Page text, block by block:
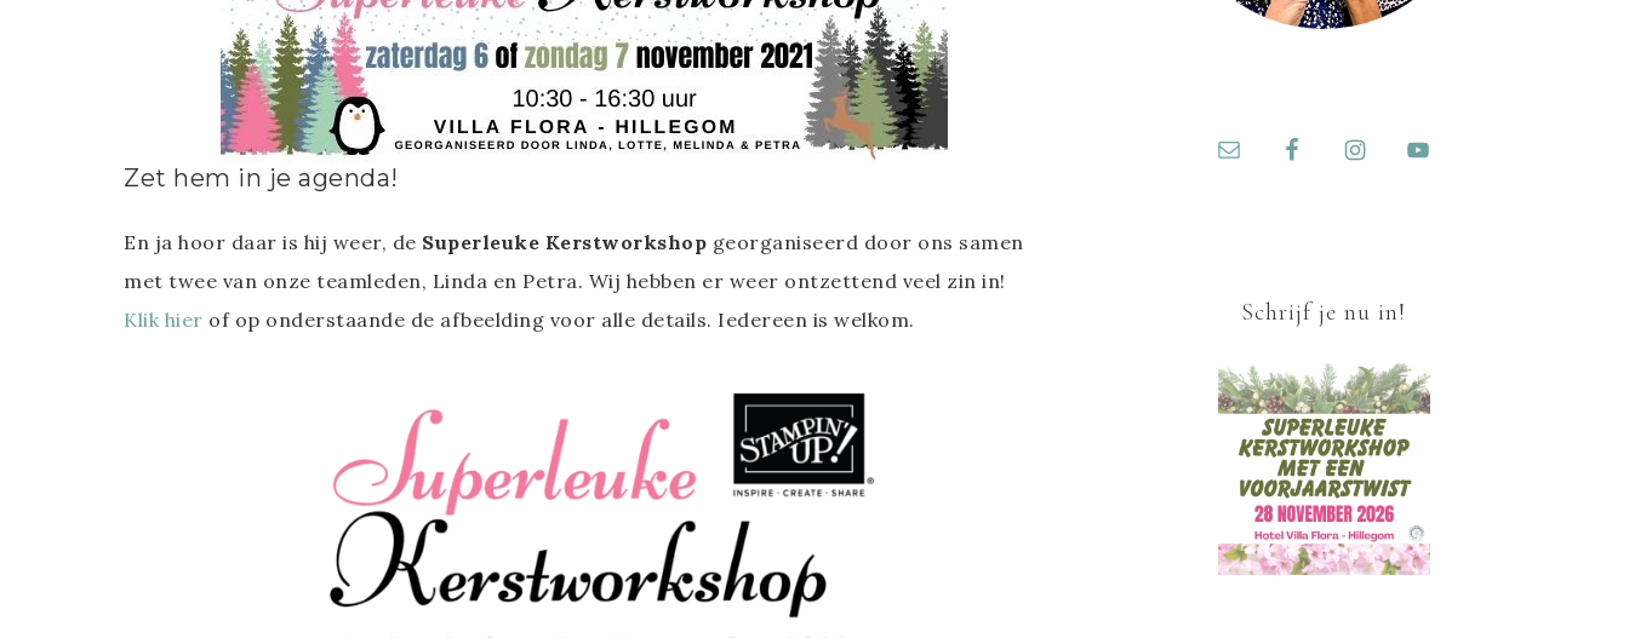
Zet hem in je agenda!
En ja hoor daar is hij weer, de Superleuke Kerstworkshop georganiseerd door ons samen
met twee van onze teamleden, Linda en Petra. Wij hebben er weer ontzettend veel zin in!
Klik hier of op onderstaande de afbeelding voor alle details. Iedereen is welkom. Schrijf je nu in!